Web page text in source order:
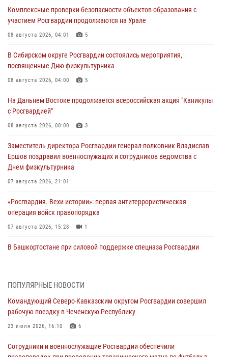
Комплексные проверки безопасности объектов образования с
участием Росгвардии продолжаются на Урале
08 августа 2026, 04:01 5
В Сибирском округе Росгвардии состоялись мероприятия,
посвященные Дню физкультурника
08 августа 2026, 04:00 5
На Дальнем Востоке продолжается всероссийская акция "Каникулы
с Росгвардией"
08 августа 2026, 00:00 3
Заместитель директора Росгвардии генерал-полковник Владислав
Ершов поздравил военнослужащих и сотрудников ведомства с
Днем физкультурника
07 августа 2026, 21:01
«Росгвардия. Вехи истории»: первая антитеррористическая
операция войск правопорядка
07 августа 2026, 15:28 1
В Башкортостане при силовой поддержке спецназа Росгвардии
07 августа 2026, 13:30 1
В Югре при содействии спецназа Росгвардии пресечено более 180
нарушений миграционного законодательства
07 августа 2026, 12:54
Тонувшего ребенка спас росгвардеец в Краснодарском крае
ПОПУЛЯРНЫЕ НОВОСТИ
Командующий Северо-Кавказским округом Росгвардии совершил
рабочую поездку в Чеченскую Республику
23 июля 2026, 16:10 6
Сотрудники и военнослужащие Росгвардии обеспечили